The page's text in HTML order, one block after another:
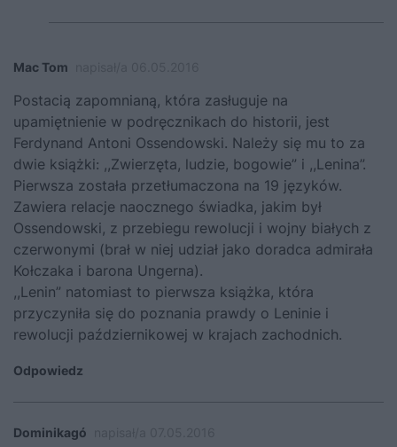
Mac Tom
Postacią zapomnianą, która zasługuje na
upamiętnienie w podręcznikach do historii, jest
Ferdynand Antoni Ossendowski. Należy się mu to za
dwie książki: ,,Zwierzęta, ludzie, bogowie” i ,,Lenina”.
Pierwsza została przetłumaczona na 19 języków.
Zawiera relacje naocznego świadka, jakim był
Ossendowski, z przebiegu rewolucji i wojny białych z
czerwonymi (brał w niej udział jako doradca admirała
Kołczaka i barona Ungerna).
,,Lenin” natomiast to pierwsza książka, która
przyczyniła się do poznania prawdy o Leninie i
rewolucji październikowej w krajach zachodnich.
Odpowiedz
Dominikagó